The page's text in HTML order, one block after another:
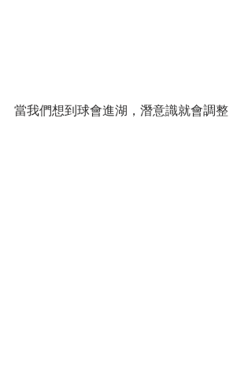
當我們想到球會進湖，潛意識就會調整